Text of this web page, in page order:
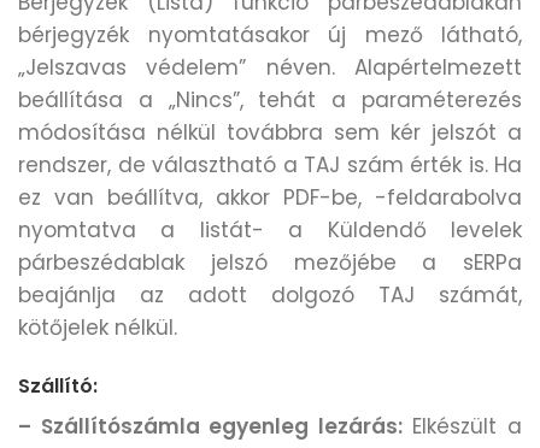
bérjegyzék nyomtatásakor új mező látható,
„Jelszavas védelem” néven. Alapértelmezett
beállítása a „Nincs”, tehát a paraméterezés
módosítása nélkül továbbra sem kér jelszót a
rendszer, de választható a TAJ szám érték is. Ha
ez van beállítva, akkor PDF-be, -feldarabolva
nyomtatva a listát- a Küldendő levelek
párbeszédablak jelszó mezőjébe a sERPa
beajánlja az adott dolgozó TAJ számát,
kötőjelek nélkül.
Szállító:
– Szállítószámla egyenleg lezárás:Elkészült a